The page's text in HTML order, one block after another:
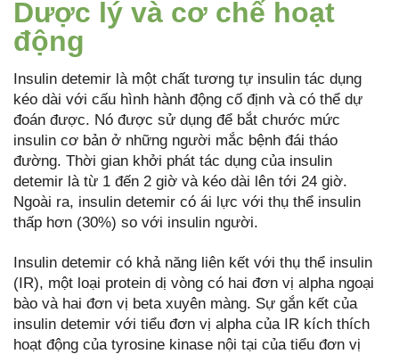
Dược lý và cơ chế hoạt
động
Insulin detemir là một chất tương tự insulin tác dụng
kéo dài với cấu hình hành động cố định và có thể dự
đoán được. Nó được sử dụng để bắt chước mức
insulin cơ bản ở những người mắc bệnh đái tháo
đường. Thời gian khởi phát tác dụng của insulin
detemir là từ 1 đến 2 giờ và kéo dài lên tới 24 giờ.
Ngoài ra, insulin detemir có ái lực với thụ thể insulin
thấp hơn (30%) so với insulin người.
Insulin detemir có khả năng liên kết với thụ thể insulin
(IR), một loại protein dị vòng có hai đơn vị alpha ngoại
bào và hai đơn vị beta xuyên màng. Sự gắn kết của
insulin detemir với tiểu đơn vị alpha của IR kích thích
hoạt động của tyrosine kinase nội tại của tiểu đơn vị